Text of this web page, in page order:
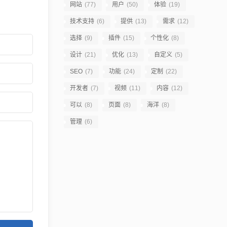
网站 (77) 用户 (50) 体验 (19)
技术支持 (6) 提供 (13) 需求 (12)
选择 (9) 插件 (15) 个性化 (8)
设计 (21) 优化 (13) 自定义 (5)
SEO (7) 功能 (24) 定制 (22)
开发者 (7) 视频 (11) 内容 (12)
可以 (8) 页面 (8) 海洋 (8)
管理 (6)